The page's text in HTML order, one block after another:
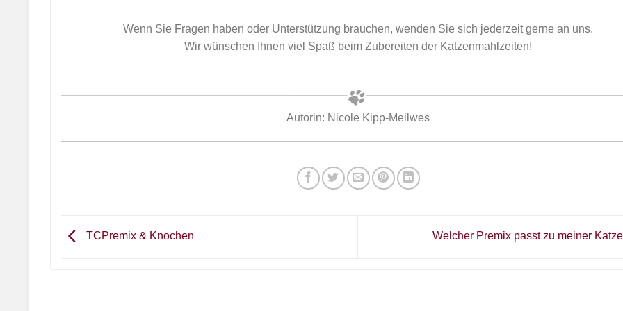
Wenn Sie Fragen haben oder Unterstützung brauchen, wenden Sie sich jederzeit gerne an uns.
Wir wünschen Ihnen viel Spaß beim Zubereiten der Katzenmahlzeiten!
Autorin: Nicole Kipp-Meilwes
TCPremix & Knochen Welcher Premix passt zu meiner